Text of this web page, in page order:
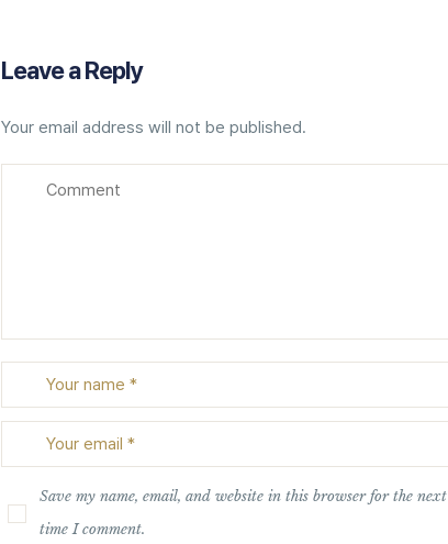
Leave a Reply
Your email address will not be published.
Save my name, email, and website in this browser for the next
time I comment.